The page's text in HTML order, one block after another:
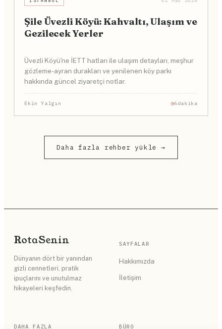
Şile Üvezli Köyü: Kahvaltı, Ulaşım ve
Gezilecek Yerler
Üvezli Köyü'ne İETT hatları ile ulaşım detayları, meşhur
gözleme-ayran durakları ve yenilenen köy parkı
hakkında güncel ziyaretçi notlar.
Ekin Yalgın 6dakika
Daha fazla rehber yükle →
RotaSenin
Dünyanın dört bir yanından
gizli cennetleri, pratik
ipuçlarını ve unutulmaz
hikayeleri keşfedin.
SAYFALAR
Hakkımızda
İletişim
DAHA FAZLA BÜRO